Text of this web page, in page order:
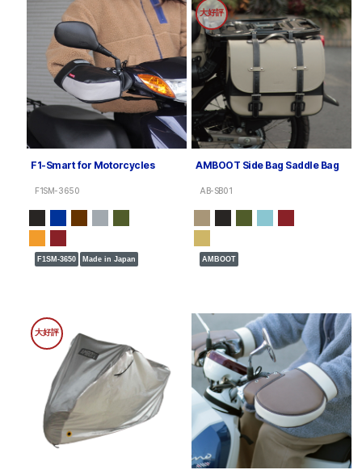
F1-Smart for Motorcycles
F1SM-3650
F1SM-3650 Made in Japan
大好評
AMBOOT Side Bag Saddle Bag
AB-SB01
AMBOOT
大好評